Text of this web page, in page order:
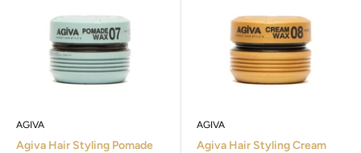
AGIVA
Agiva Hair Styling Pomade
AGIVA
Agiva Hair Styling Cream